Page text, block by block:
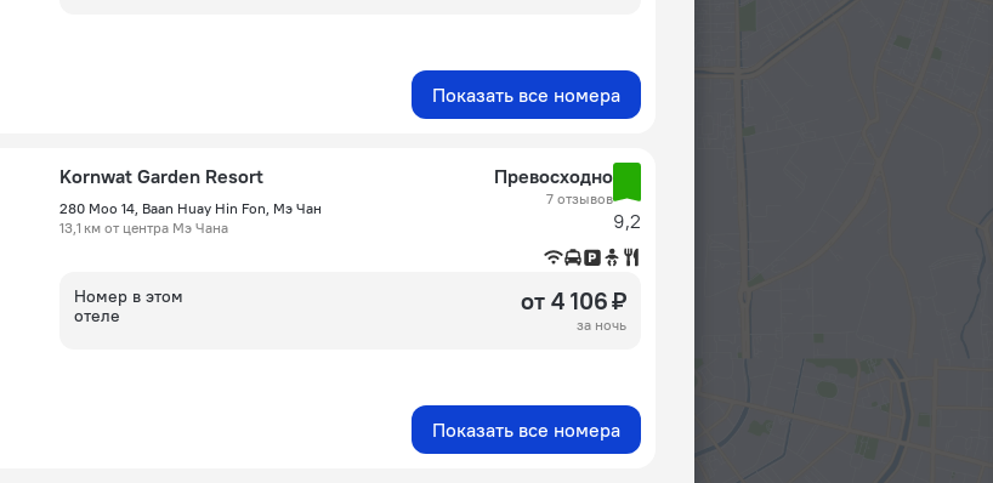
Показать все номера
Kornwat Garden Resort
280 Moo 14, Baan Huay Hin Fon, Мэ Чан
13,1 км от центра Мэ Чана
Превосходно
7 отзывов
9,2
Номер в этом
отеле
от 4 106 ₽
за ночь
Показать все номера